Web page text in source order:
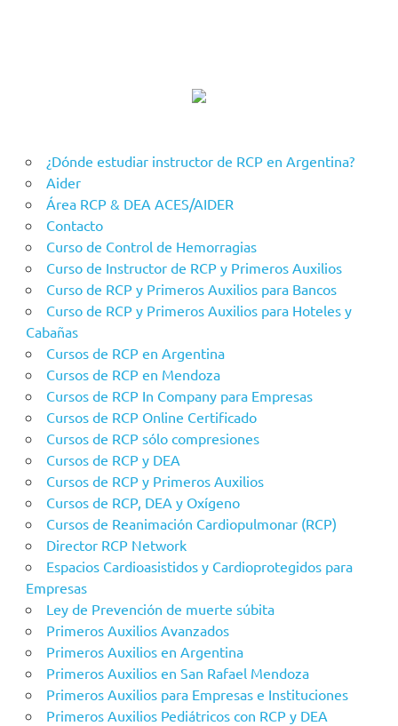
¿Dónde estudiar instructor de RCP en Argentina?
Aider
Área RCP & DEA ACES/AIDER
Contacto
Curso de Control de Hemorragias
Curso de Instructor de RCP y Primeros Auxilios
Curso de RCP y Primeros Auxilios para Bancos
Curso de RCP y Primeros Auxilios para Hoteles y
Cabañas
Cursos de RCP en Argentina
Cursos de RCP en Mendoza
Cursos de RCP In Company para Empresas
Cursos de RCP Online Certificado
Cursos de RCP sólo compresiones
Cursos de RCP y DEA
Cursos de RCP y Primeros Auxilios
Cursos de RCP, DEA y Oxígeno
Cursos de Reanimación Cardiopulmonar (RCP)
Director RCP Network
Espacios Cardioasistidos y Cardioprotegidos para
Empresas
Ley de Prevención de muerte súbita
Primeros Auxilios Avanzados
Primeros Auxilios en Argentina
Primeros Auxilios en San Rafael Mendoza
Primeros Auxilios para Empresas e Instituciones
Primeros Auxilios Pediátricos con RCP y DEA